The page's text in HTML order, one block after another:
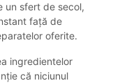
un sfert de secol,
față de
oferite.
ingredientelor
că niciunul